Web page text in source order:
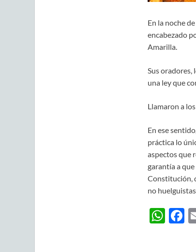
En la noche
encabezado
Amarilla.
Sus oradores,
una ley que
Llamaron a
En ese
práctica lo
aspectos que
garantía a que
Constitución,
no
WF